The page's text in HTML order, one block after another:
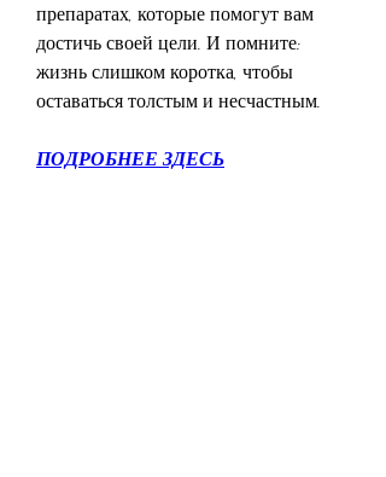
препаратах, которые помогут вам
достичь своей цели. И помните:
жизнь слишком коротка, чтобы
оставаться толстым и несчастным.
ПОДРОБНЕЕ ЗДЕСЬ